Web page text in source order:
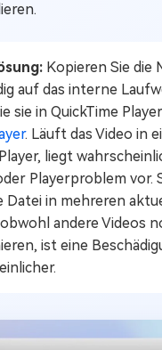
Kopieren Sie die
auf das interne
sie in QuickTime
. Läuft das Video in
liegt
Playerproblem vor.
Datei in mehreren
andere Videos
ist eine